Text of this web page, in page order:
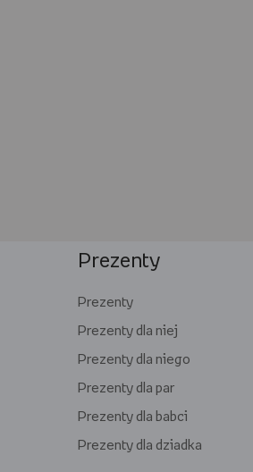
Prezenty
Prezenty
Prezenty dla niej
Prezenty dla niego
Prezenty dla par
Prezenty dla babci
Prezenty dla dziadka